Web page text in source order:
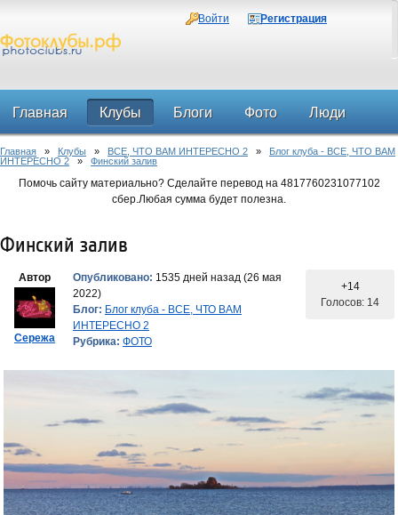
Войти Регистрация
Главная Клубы Блоги Фото Люди
Форум
Главная » Клубы » ВСЕ, ЧТО ВАМ ИНТЕРЕСНО 2 » Блог клуба - ВСЕ, ЧТО ВАМ
ИНТЕРЕСНО 2 » Финский залив
Помочь сайту материально? Сделайте перевод на 4817760231077102
сбер.Любая сумма будет полезна.
Финский залив
Автор
Сережа
Опубликовано: 1535 дней назад (26 мая
2022)
Блог: Блог клуба - ВСЕ, ЧТО ВАМ
ИНТЕРЕСНО 2
Рубрика: ФОТО
+14
Голосов: 14